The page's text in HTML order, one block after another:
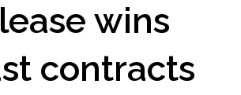
wins
contracts